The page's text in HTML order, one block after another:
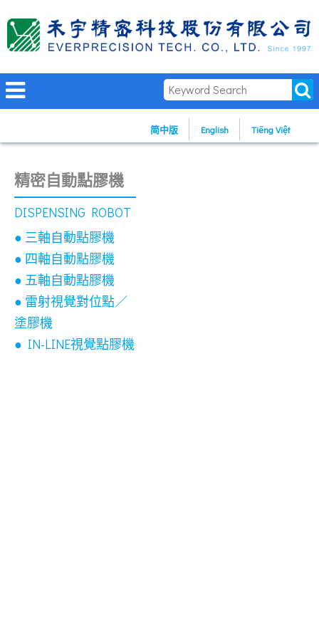
简中版 English Tiếng Việt
精密自動點膠機
DISPENSING ROBOT
● 三軸自動點膠機
● 四軸自動點膠機
● 五軸自動點膠機
● 雷射視覺對位點／
塗膠機
● IN-LINE視覺點膠機